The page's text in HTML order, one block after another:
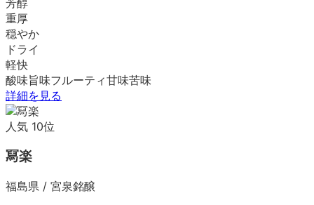
重厚
穏やか
ドライ
軽快
酸味旨味フルーティ甘味苦味
詳細を見る
人気 10位
冩楽
福島県 / 宮泉銘醸